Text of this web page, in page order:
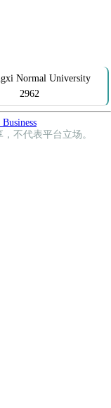
Normal University
2962
不代表平台立场。